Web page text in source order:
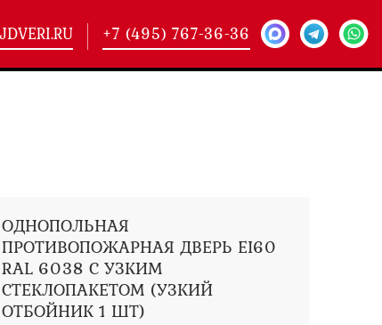
(178)
+7 (495) 767-36-36
ОДНОПОЛЬНАЯ
ПРОТИВОПОЖАРНАЯ ДВЕРЬ EI60
RAL 6038 С УЗКИМ
СТЕКЛОПАКЕТОМ (УЗКИЙ
ОТБОЙНИК 1 ШТ)